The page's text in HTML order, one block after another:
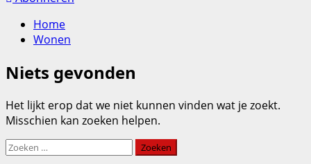
Home
Wonen
Niets gevonden
Het lijkt erop dat we niet kunnen vinden wat je zoekt.
Misschien kan zoeken helpen.
Zoeken